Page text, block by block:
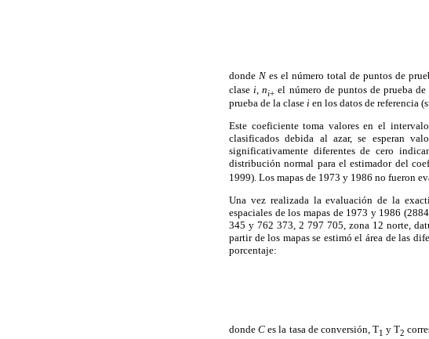
donde N es el número total de puntos de
clase i ,ni+ el número de puntos de prueba de
prueba de la clase i en los datos de referencia
Este coeficiente toma valores en el
clasificados debida al azar, se esperan
significativamente diferentes de cero
distribución normal para el estimador del
1999). Los mapas de 1973 y 1986 no fueron
Una vez realizada la evaluación de la
espaciales de los mapas de 1973 y 1986
345 y 762 373, 2 797 705, zona 12 norte,
partir de los mapas se estimó el área de las
porcentaje:
dondeC es la tasa de conversión, T1 y T2